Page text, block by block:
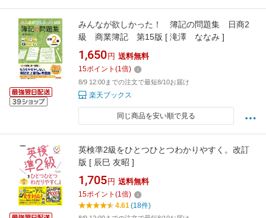
みんなが欲しかった！ 簿記の問題集 日商2
級 商業簿記 第15版 [ 滝澤 ななみ ]
1,650 円 送料無料
15ポイント (1倍)
8/9 12:00までの注文で最短8/10お届け
楽天ブックス
同じ商品を安い順で見る
英検準2級をひとつひとつわかりやすく。改訂
版 [ 辰巳 友昭 ]
1,705 円 送料無料
15ポイント (1倍)
4.61(18件)